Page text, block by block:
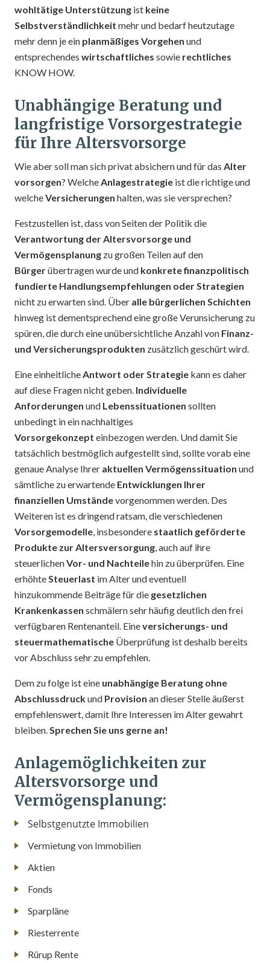
wohltätige Unterstützung ist keine
Selbstverständlichkeit mehr und bedarf heutzutage
mehr denn je ein planmäßiges Vorgehen und
entsprechendes wirtschaftliches sowie rechtliches
KNOW HOW.
Unabhängige Beratung und
langfristige Vorsorgestrategie
für Ihre Altersvorsorge
Wie aber soll man sich privat absichern und für das Alter
vorsorgen? Welche Anlagestrategie ist die richtige und
welcheVersicherungen halten, was sie versprechen?
Festzustellen ist, dass von Seiten der Politik die
Verantwortung der Altersvorsorge und
Vermögensplanung zu großen Teilen auf den
Bürgerübertragen wurde und konkretefinanzpolitisch
fundierte Handlungsempfehlungen oder Strategien
nicht zu erwarten sind. Über alle bürgerlichen Schichten
hinweg ist dementsprechend eine große Verunsicherung zu
spüren, die durch eine unübersichtliche Anzahl von Finanz-
und Versicherungsprodukten zusätzlich geschürt wird.
Eine einheitliche Antwort oder Strategie kann es daher
auf diese Fragen nicht geben. Individuelle
Anforderungen und Lebenssituationen sollten
unbedingt in ein nachhaltiges
Vorsorgekonzept einbezogen werden. Und damit Sie
tatsächlich bestmöglich aufgestellt sind, sollte vorab eine
genaue Analyse Ihrer aktuellen Vermögenssituation und
sämtliche zu erwartende Entwicklungen Ihrer
finanziellen Umständevorgenommen werden. Des
Weiteren ist es dringend ratsam, die verschiedenen
Vorsorgemodelle , insbesondere staatlich geförderte
Produkte zur Altersversorgung , auch auf ihre
steuerlichenVor- und Nachteilehin zu überprüfen. Eine
erhöhte Steuerlast im Alter und eventuell
hinzukommende Beiträge für die gesetzlichen
Krankenkassen schmälern sehr häufig deutlich den frei
verfügbaren Rentenanteil. Eineversicherungs- und
steuermathematische Überprüfung ist deshalb bereits
vor Abschluss sehr zu empfehlen.
Dem zu folge ist eine unabhängige Beratung ohne
Abschlussdruckund Provision an dieser Stelle äußerst
empfehlenswert, damit Ihre Interessen im Alter gewahrt
bleiben. Sprechen Sie uns gerne an!
Anlagemöglichkeiten zur
Altersvorsorge und
Vermögensplanung:
Selbstgenutzte Immobilien
Vermietung von Immobilien
Aktien
Fonds
Sparpläne
Riesterrente
Rürup Rente